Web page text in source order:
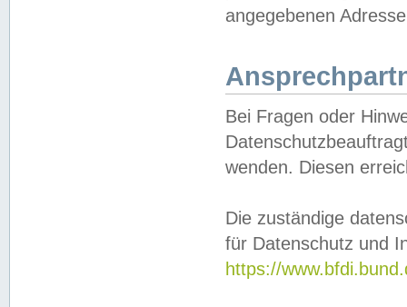
angegebenen
Bei Fragen oder
wenden. Diesen
Die zuständige
für Datenschutz und
https://